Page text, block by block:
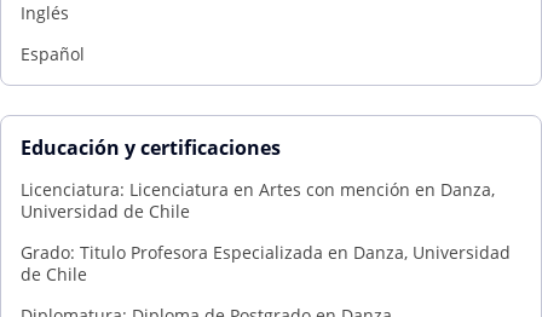
Inglés
Español
Educación y certificaciones
Licenciatura: Licenciatura en Artes con mención en Danza,
Universidad de Chile
Grado: Titulo Profesora Especializada en Danza, Universidad
de Chile